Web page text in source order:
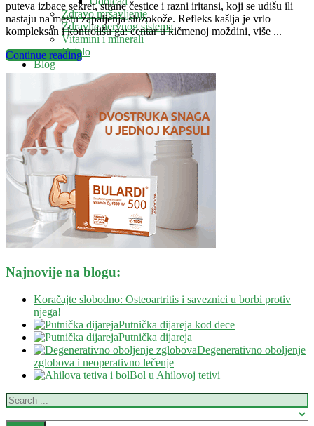
Zdravo mršavljenje
Zdravlje nervnog sistema
Vitamini i minerali
Ostalo
Blog
Kontakt
Savetovalište
puteva izbace sekret, strane čestice i razni iritansi, koji se udišu ili
nastaju na mestu zapaljenja sluzokože. Refleks kašlja je vrlo
kompleksan i kontrolišu ga: centar u kičmenoj moždini, više ...
Continue reading
Najnovije na blogu:
Koračajte slobodno: Osteoartritis i saveznici u borbi protiv
njega!
Putnička dijareja kod dece
Putnička dijareja
Degenerativno oboljenje
zglobova i neoperativno lečenje
Bol u Ahilovoj tetivi